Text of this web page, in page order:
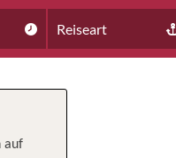
Reiseart
auf